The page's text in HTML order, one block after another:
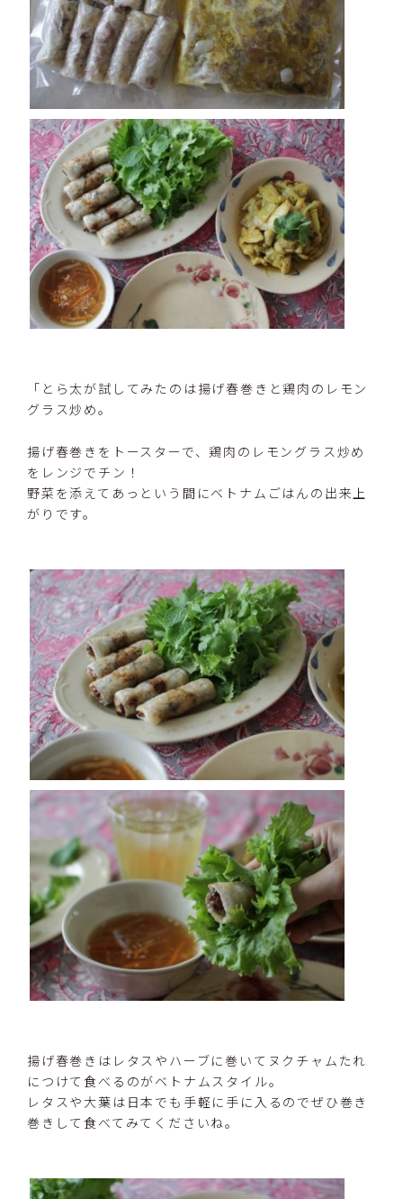
「とら太が試してみたのは揚げ春巻きと鶏肉のレモン
グラス炒め。
揚げ春巻きをトースターで、鶏肉のレモングラス炒め
をレンジでチン！
野菜を添えてあっという間にベトナムごはんの出来上
がりです。
揚げ春巻きはレタスやハーブに巻いてヌクチャムたれ
につけて食べるのがベトナムスタイル。
レタスや大葉は日本でも手軽に手に入るのでぜひ巻き
巻きして食べてみてくださいね。